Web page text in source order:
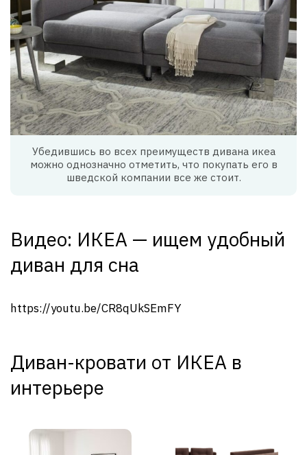
Убедившись во всех преимуществ дивана икеа
можно однозначно отметить, что покупать его в
шведской компании все же стоит.
Видео: ИКЕА — ищем удобный
диван для сна
https://youtu.be/CR8qUkSEmFY
Диван-кровати от ИКЕА в
интерьере